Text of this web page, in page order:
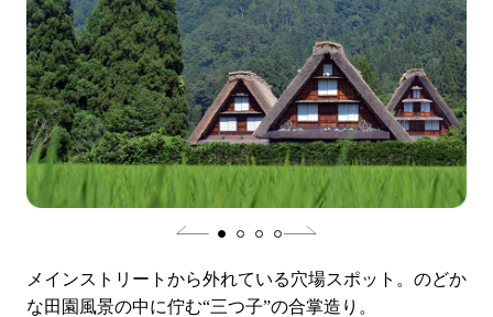
メインストリートから外れている穴場スポット。のどか
な田園風景の中に佇む“三つ子”の合掌造り。